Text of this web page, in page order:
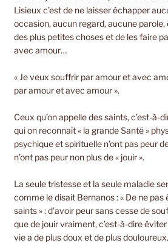
Lisieux c’est de ne laisser échapper
occasion, aucun regard, aucune
des plus petites choses et de les faire
avec amour…
« Je veux souffrir par amour et avec
par amour et avec amour ».
Ceux qu’on appelle des saints, c’est-à-
qui on reconnaît « la grande Santé »
psychique et spirituelle n’ont pas peur
n’ont pas peur non plus de « jouir ».
La seule tristesse et la seule maladie
comme le disait Bernanos : « De ne pas
saints » : d’avoir peur sans cesse de
que de jouir vraiment, c’est-à-dire
vie a de plus doux et de plus douloureux.